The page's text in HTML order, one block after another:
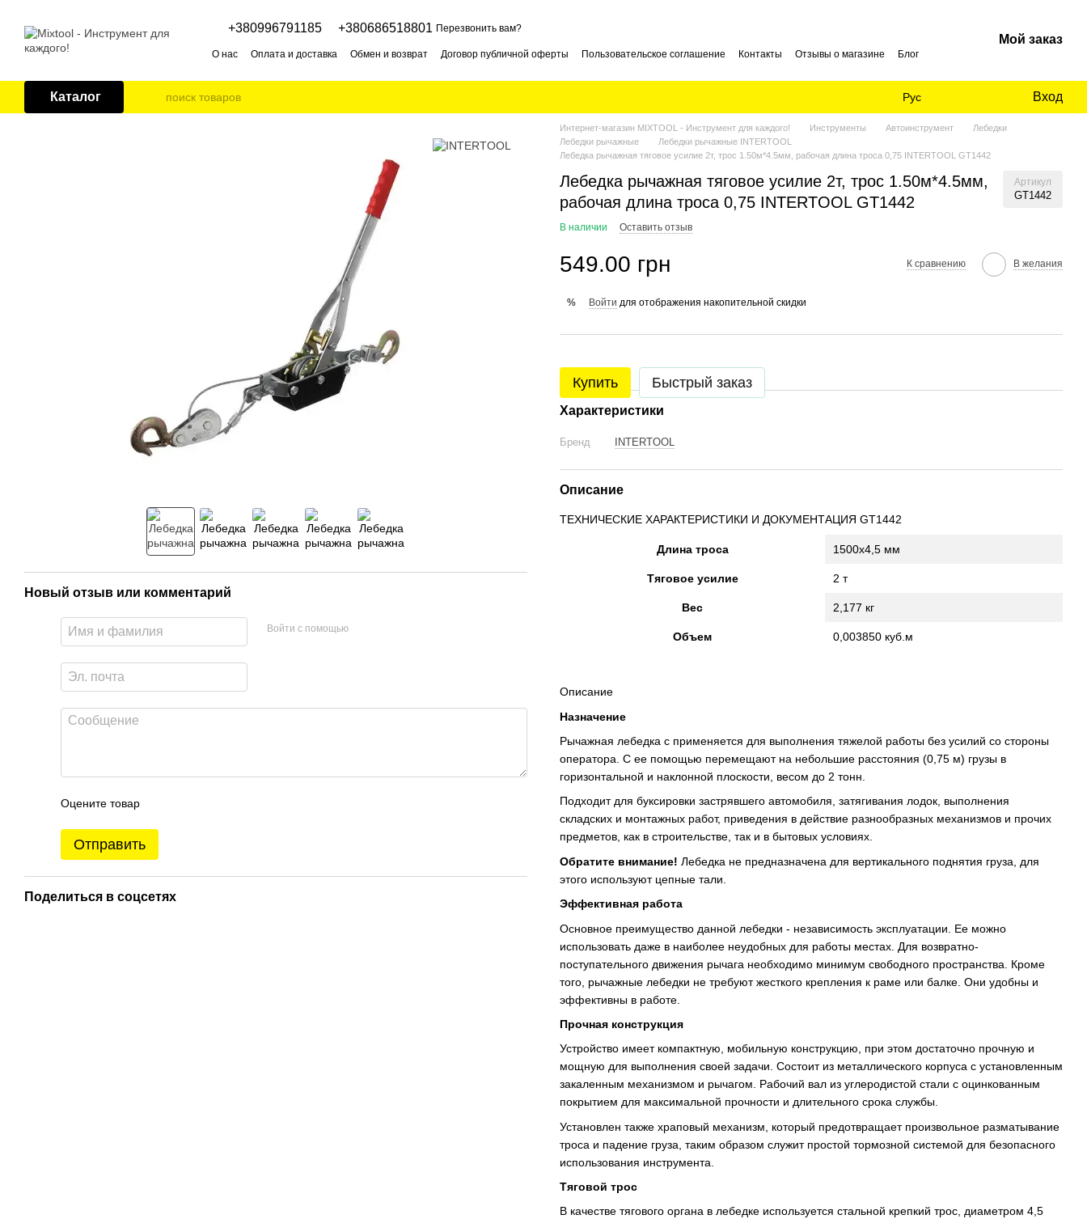
+380996791185 +380686518801 Перезвонить вам?
О нас Оплата и доставка Обмен и возврат Договор публичной оферты Пользовательское соглашение Контакты Отзывы о магазине Блог
Мой заказ
Каталог Рус Вход
Новый отзыв или комментарий
Войти с помощью
Оцените товар
Отправить
Поделиться в соцсетях
Интернет-магазин MIXTOOL - Инструмент для каждого! Инструменты Автоинструмент
Лебедки
Лебедки рычажные
Лебедки рычажные INTERTOOL
Лебедка рычажная тяговое усилие 2т, трос 1.50м*4.5мм, рабочая длина троса 0,75 INTERTOOL GT1442
Лебедка рычажная тяговое усилие 2т, трос 1.50м*4.5мм,
рабочая длина троса 0,75 INTERTOOL GT1442
Артикул
GT1442
В наличии Оставить отзыв
549.00 грн К сравнению В желания
% Войти для отображения накопительной скидки
Купить Быстрый заказ
Характеристики
Бренд INTERTOOL
Описание
ТЕХНИЧЕСКИЕ ХАРАКТЕРИСТИКИ И ДОКУМЕНТАЦИЯ GT1442
Длина троса 1500x4,5 мм
Тяговое усилие 2 т
Вес 2,177 кг
Объем 0,003850 куб.м
Описание
Назначение
Рычажная лебедка с применяется для выполнения тяжелой работы без усилий со стороны
оператора. С ее помощью перемещают на небольшие расстояния (0,75 м) грузы в
горизонтальной и наклонной плоскости, весом до 2 тонн.
Подходит для буксировки застрявшего автомобиля, затягивания лодок, выполнения
складских и монтажных работ, приведения в действие разнообразных механизмов и прочих
предметов, как в строительстве, так и в бытовых условиях.
Обратите внимание! Лебедка не предназначена для вертикального поднятия груза, для
этого используют цепные тали.
Эффективная работа
Основное преимущество данной лебедки - независимость эксплуатации. Ее можно
использовать даже в наиболее неудобных для работы местах. Для возвратно-
поступательного движения рычага необходимо минимум свободного пространства. Кроме
того, рычажные лебедки не требуют жесткого крепления к раме или балке. Они удобны и
эффективны в работе.
Прочная конструкция
Устройство имеет компактную, мобильную конструкцию, при этом достаточно прочную и
мощную для выполнения своей задачи. Состоит из металлического корпуса с установленным
закаленным механизмом и рычагом. Рабочий вал из углеродистой стали с оцинкованным
покрытием для максимальной прочности и длительного срока службы.
Установлен также храповый механизм, который предотвращает произвольное разматывание
троса и падение груза, таким образом служит простой тормозной системой для безопасного
использования инструмента.
Тяговой трос
В качестве тягового органа в лебедке используется стальной крепкий трос, диаметром 4,5